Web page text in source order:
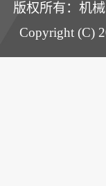
版权所有：机
Copyright (C)